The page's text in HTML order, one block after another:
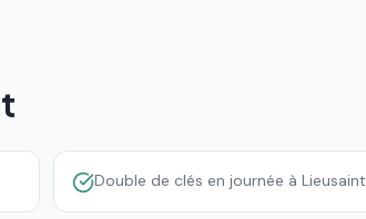
Double de clés en journée à Lieusaint